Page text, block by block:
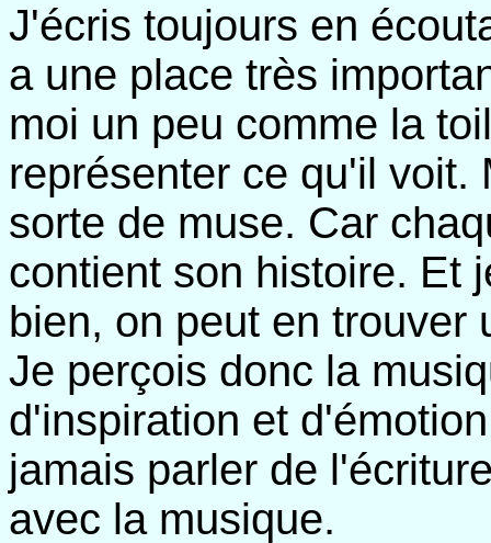
J'écris toujours en
a une place très
moi un peu comme la
représenter ce qu'il voit.
sorte de muse. Car
contient son histoire. Et
bien, on peut en trouver
Je perçois donc la
d'inspiration et
jamais parler de
avec la musique.